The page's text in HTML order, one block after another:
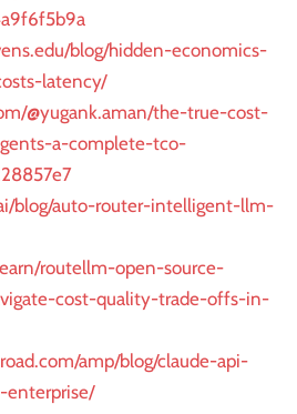
blog/hidden-economics-
latency/
@yugank.aman/the-true-cost-
a-complete-tco-
blog/auto-router-intelligent-llm-
routellm-open-source-
cost-quality-trade-offs-in-
amp/blog/claude-api-